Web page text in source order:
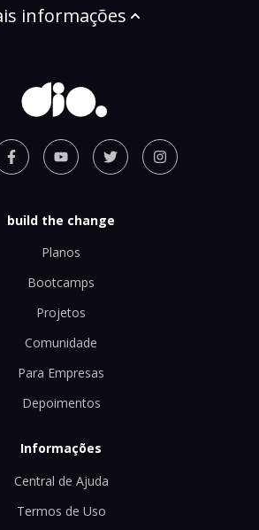
informações
build the change
Planos
Bootcamps
Projetos
Comunidade
Para Empresas
Depoimentos
Informações
Central de Ajuda
Termos de Uso